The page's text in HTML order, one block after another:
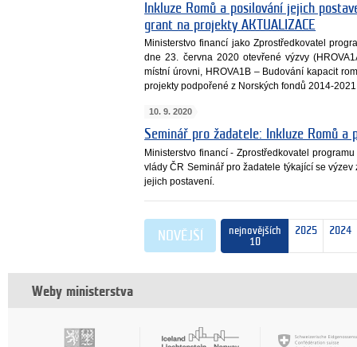
Inkluze Romů a posilování jejich
grant na projekty AKTUALIZACE
Ministerstvo financí jako Zprostředkovatel
dne 23. června 2020 otevřené výzvy
místní úrovni, HROVA1B – Budování kapacit
projekty podpořené z Norských fondů 2014-
10. 9. 2020
Seminář pro žadatele: Inkluze Romů a
Ministerstvo financí - Zprostředkovatel
vlády ČR Seminář pro žadatele týkající se
jejich postavení.
nejnovějších
10
2025 2024
NOVĚJŠÍ
Weby ministerstva